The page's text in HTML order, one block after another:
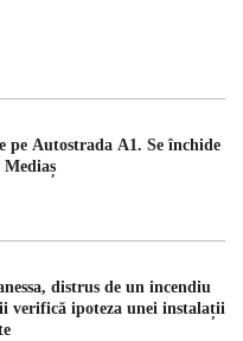
pe Autostrada A1. Se închide
Mediaș
distrus de un incendiu
verifică ipoteza unei instalații